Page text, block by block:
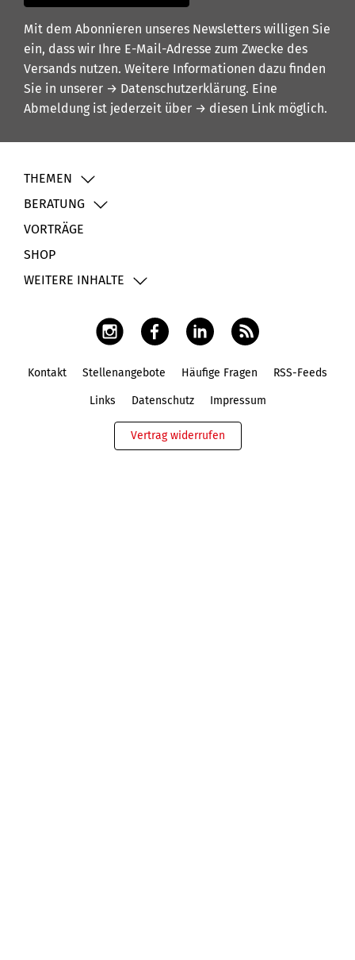
Mit dem Abonnieren unseres Newsletters willigen Sie
ein, dass wir Ihre E-Mail-Adresse zum Zwecke des
Versands nutzen. Weitere Informationen dazu finden
Sie in unserer → Datenschutzerklärung. Eine
Abmeldung ist jederzeit über → diesen Link möglich.
THEMEN
BERATUNG
VORTRÄGE
SHOP
WEITERE INHALTE
Kontakt Stellenangebote Häufige Fragen RSS-Feeds
Links Datenschutz Impressum
Vertrag widerrufen